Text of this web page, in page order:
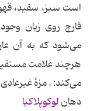
است سبز، سفید،
قارچ روی زبان
می‌شود که به آن
هرچند علامت
می‌کند: . مزهٔ
دهانلوکوپلاکیا